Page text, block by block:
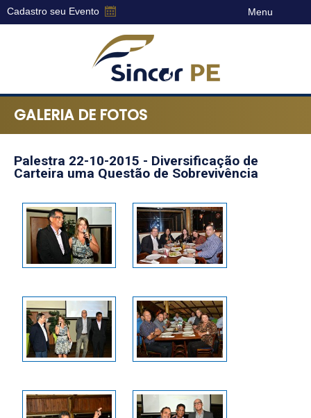
Cadastro seu Evento Menu
-
Sindicato
Corretores
de
do
Estado
de
Pernambuco
GALERIA DE FOTOS
Palestra 22-10-2015 - Diversificação de
Carteira uma Questão de Sobrevivência